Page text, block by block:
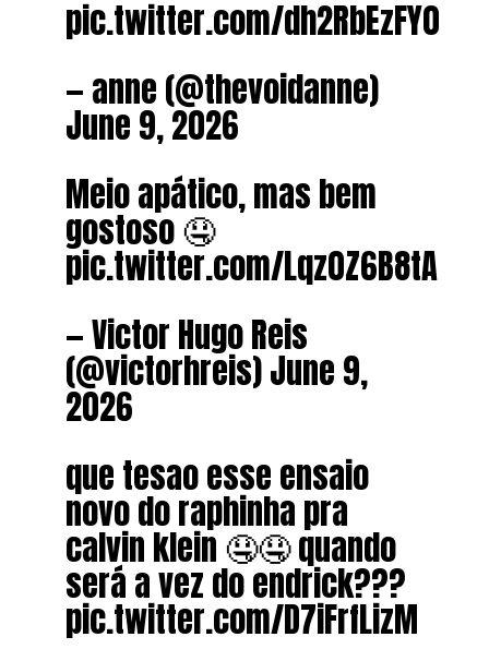
pic.twitter.com/dh2RbEzFY0
— anne (@thevoidanne)
June 9, 2026
Meio apático, mas bem
gostoso 🤤
pic.twitter.com/Lqz0Z6B8tA
— Victor Hugo Reis
(@victorhreis) June 9,
2026
que tesao esse ensaio
novo do raphinha pra
calvin klein 🤤🤤 quando
será a vez do endrick???
pic.twitter.com/D7iFrfLizM